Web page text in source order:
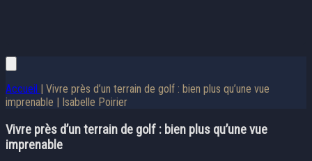
Accueil | Vivre près d’un terrain de golf : bien plus qu’une vue
imprenable | Isabelle Poirier
Vivre près d’un terrain de golf : bien plus qu’une vue
imprenable